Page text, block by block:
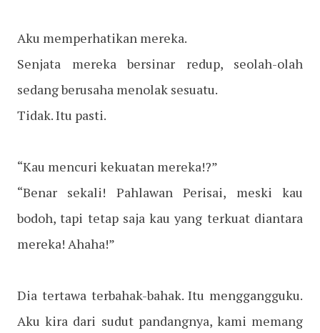
Aku memperhatikan mereka.
Senjata mereka bersinar redup, seolah-olah
sedang berusaha menolak sesuatu.
Tidak. Itu pasti.
“Kau mencuri kekuatan mereka!?”
“Benar sekali! Pahlawan Perisai, meski kau
bodoh, tapi tetap saja kau yang terkuat diantara
mereka! Ahaha!”
Dia tertawa terbahak-bahak. Itu menggangguku.
Aku kira dari sudut pandangnya, kami memang